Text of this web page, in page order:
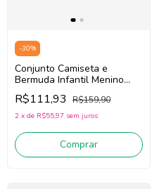
-30%
Conjunto Camiseta e
Bermuda Infantil Menino
King Joe Cj11022k
(Bege/Preto)
R$111,93 R$159,90
2 x de R$55,97 sem juros
Comprar